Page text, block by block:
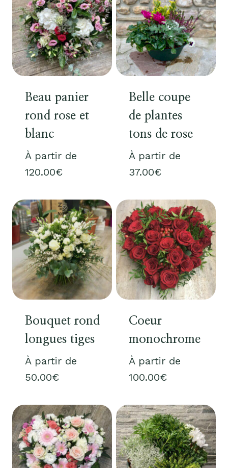
Beau panier
rond rose et
blanc
À partir de
120.00€
Belle coupe
de plantes
tons de rose
À partir de
37.00€
Bouquet rond
longues tiges
À partir de
50.00€
Coeur
monochrome
À partir de
100.00€